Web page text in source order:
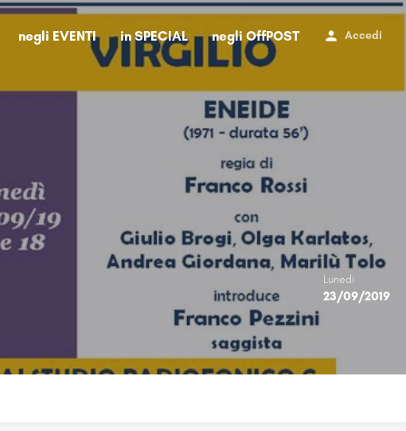
negli EVENTI in SPECIAL negli OffPOST Accedi
Lunedi
23/09/2019